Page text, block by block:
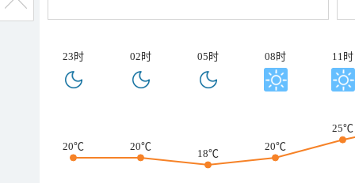
23时 02时 05时 08时 11时
20℃ 20℃
18℃
20℃
25℃